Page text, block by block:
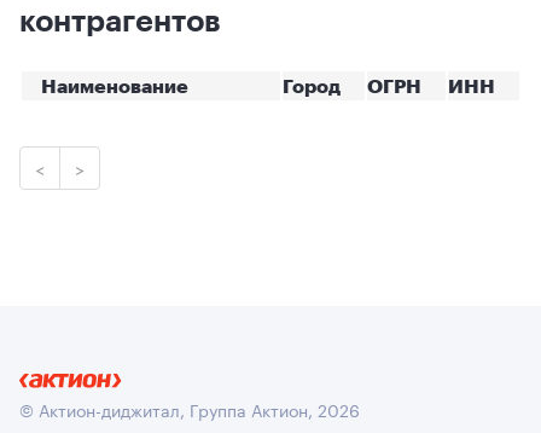
контрагентов
Наименование Город ОГРН ИНН
< >
© Актион-диджитал, Группа Актион, 2026